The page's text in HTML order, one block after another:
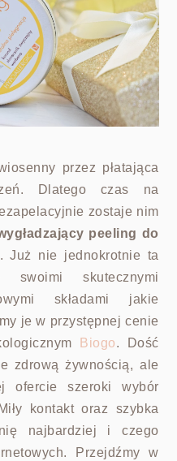
przez płatająca
Dlatego czas na
zostaje nim
peeling do
. Już nie jednokrotnie ta
swoimi skutecznymi
składami jakie
je w przystępnej cenie
Biogo. Dość
zdrową żywnością, ale
ofercie szeroki wybór
kontakt oraz szybka
najbardziej i czego
Przejdźmy w